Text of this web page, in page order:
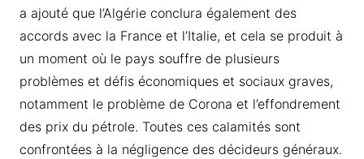
a ajouté que l’Algérie conclura également des
accords avec la France et l’Italie, et cela se produit à
un moment où le pays souffre de plusieurs
problèmes et défis économiques et sociaux graves,
notamment le problème de Corona et l’effondrement
des prix du pétrole. Toutes ces calamités sont
confrontées à la négligence des décideurs généraux.